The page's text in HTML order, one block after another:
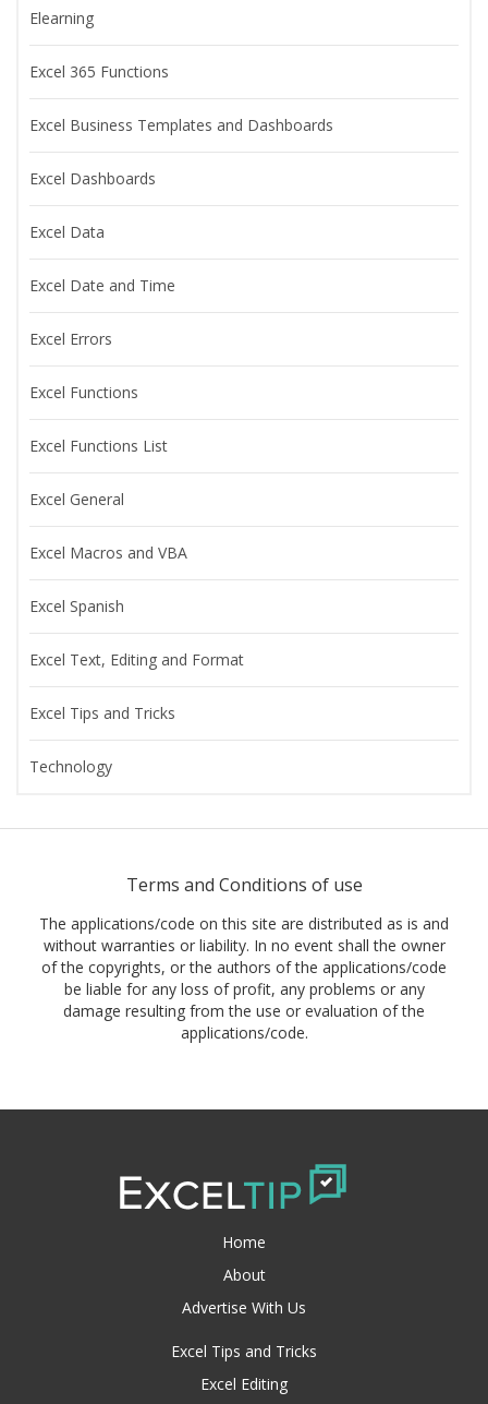
Elearning
Excel 365 Functions
Excel Business Templates and Dashboards
Excel Dashboards
Excel Data
Excel Date and Time
Excel Errors
Excel Functions
Excel Functions List
Excel General
Excel Macros and VBA
Excel Spanish
Excel Text, Editing and Format
Excel Tips and Tricks
Technology
Terms and Conditions of use
The applications/code on this site are distributed as is and
without warranties or liability. In no event shall the owner
of the copyrights, or the authors of the applications/code
be liable for any loss of profit, any problems or any
damage resulting from the use or evaluation of the
applications/code.
Home
About
Advertise With Us
Excel Tips and Tricks
Excel Editing